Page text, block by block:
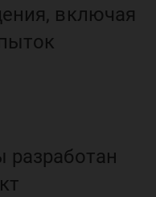
включая